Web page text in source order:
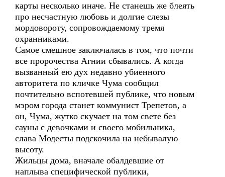
карты несколько иначе. Не станешь же блеять
про несчастную любовь и долгие слезы
мордовороту, сопровождаемому тремя
охранниками.
Самое смешное заключалась в том, что почти
все пророчества Агнии сбывались. А когда
вызванный ею дух недавно убиенного
авторитета по кличке Чума сообщил
почтительно вспотевшей публике, что новым
мэром города станет коммунист Трепетов, а
он, Чума, жутко скучает на том свете без
сауны с девочками и своего мобильника,
слава Модесты подскочила на небывалую
высоту.
Жильцы дома, вначале обалдевшие от
наплыва специфической публики,